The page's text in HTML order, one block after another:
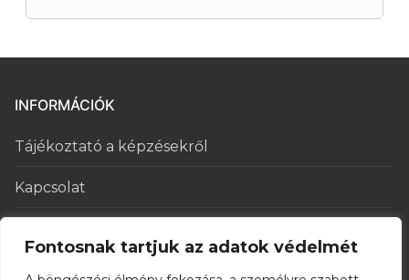
Fontosnak tartjuk az adatok védelmét
INFORMÁCIÓK
Tájékoztató a képzésekről
Kapcsolat